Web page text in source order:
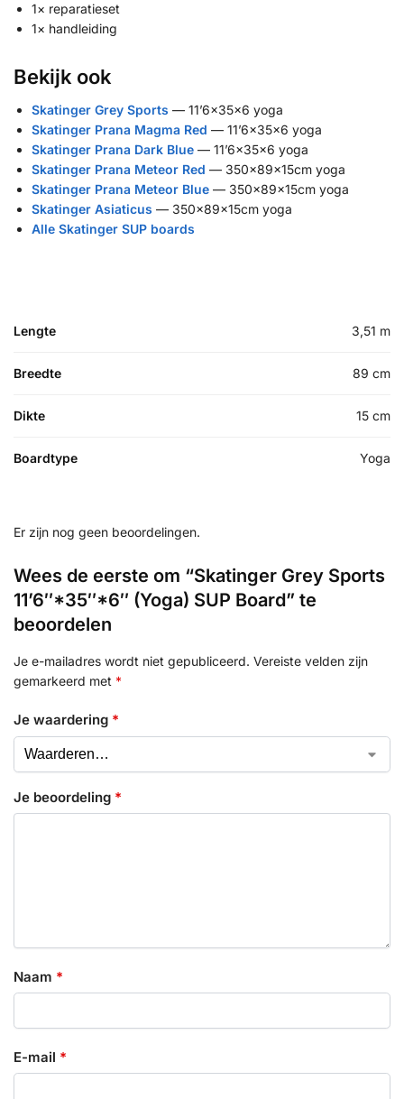
1× reparatieset
1× handleiding
Bekijk ook
Skatinger Grey Sports — 11’6x35x6 yoga
Skatinger Prana Magma Red — 11’6x35x6 yoga
Skatinger Prana Dark Blue — 11’6x35x6 yoga
Skatinger Prana Meteor Red — 350x89x15cm yoga
Skatinger Prana Meteor Blue — 350x89x15cm yoga
Skatinger Asiaticus — 350x89x15cm yoga
Alle Skatinger SUP boards
Lengte 3,51 m
Breedte 89 cm
Dikte 15 cm
Boardtype Yoga
Er zijn nog geen beoordelingen.
Wees de eerste om “Skatinger Grey Sports
11’6″*35″*6″ (Yoga) SUP Board” te
beoordelen
Je e-mailadres wordt niet gepubliceerd. Vereiste velden zijn
gemarkeerd met *
Je waardering *
Je beoordeling *
Naam *
E-mail *